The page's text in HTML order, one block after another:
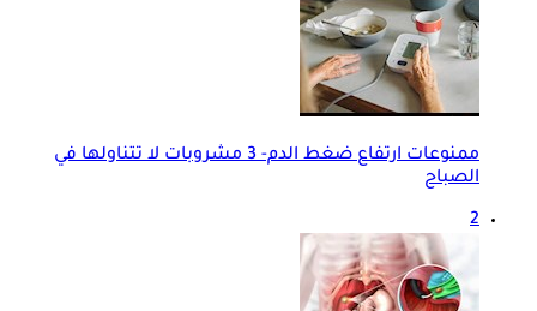
ممنوعات ارتفاع ضغط الدم- 3 مشروبات لا تتناولها في
الصباح
2